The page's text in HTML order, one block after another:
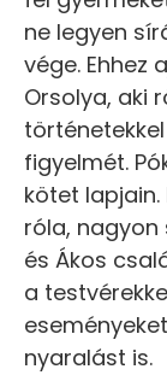
ne legyen
vége. Ehhez
Orsolya, aki
figyelmét.
kötet lapjain.
róla, nagyon
és Ákos
a
nyaralást is.